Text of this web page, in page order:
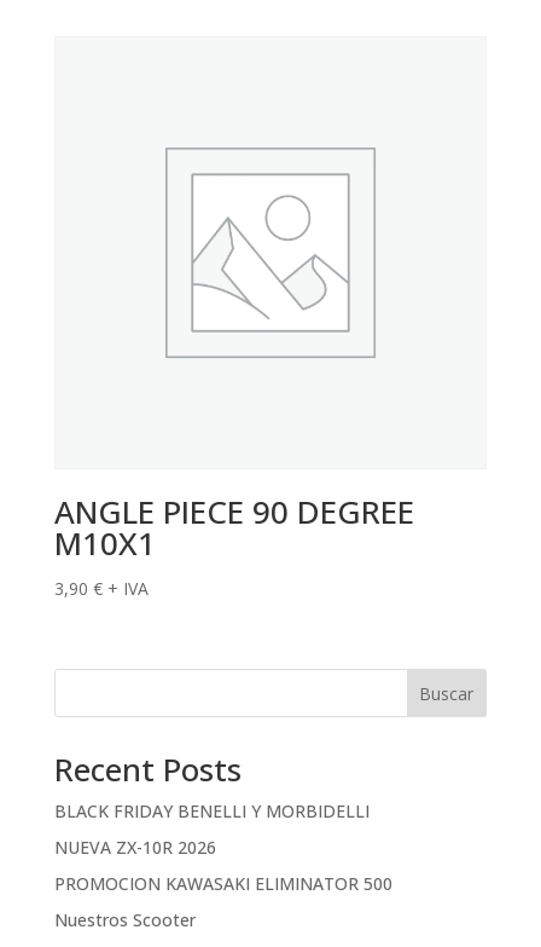
ANGLE PIECE 90 DEGREE
M10X1
3,90 € + IVA
Buscar
Recent Posts
BLACK FRIDAY BENELLI Y MORBIDELLI
NUEVA ZX-10R 2026
PROMOCION KAWASAKI ELIMINATOR 500
Nuestros Scooter